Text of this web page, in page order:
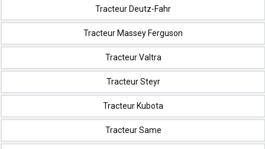
Tracteur Deutz-Fahr
Tracteur Massey Ferguson
Tracteur Valtra
Tracteur Steyr
Tracteur Kubota
Tracteur Same